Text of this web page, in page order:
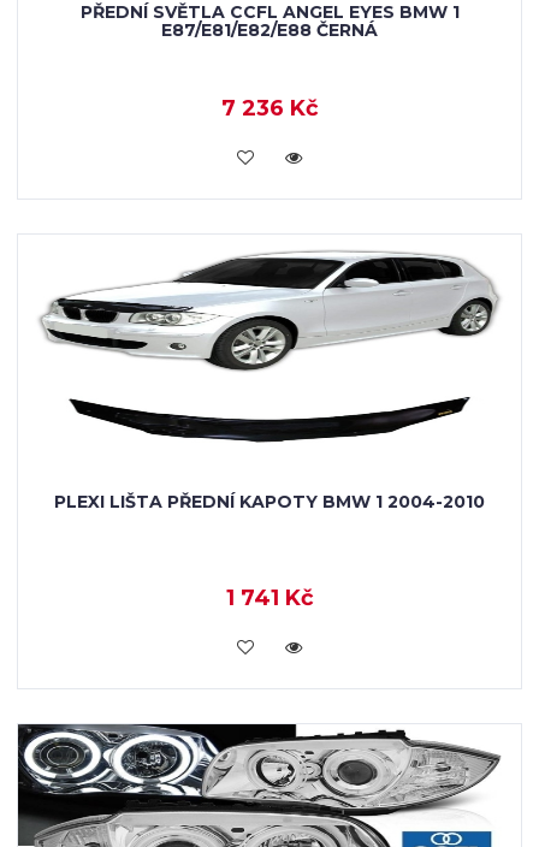
PŘEDNÍ SVĚTLA CCFL ANGEL EYES BMW 1
E87/E81/E82/E88 ČERNÁ
7 236 Kč
KOUPIT
PLEXI LIŠTA PŘEDNÍ KAPOTY BMW 1 2004-2010
1 741 Kč
KOUPIT